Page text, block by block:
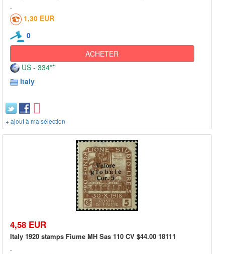
1,30 EUR
0
ACHETER
US - 334**
Italy
+ ajout à ma sélection
4,58 EUR
Italy 1920 stamps Fiume MH Sas 110 CV $44.00 18111